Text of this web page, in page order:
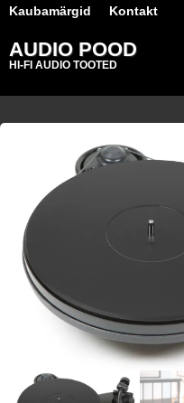
Kaubamärgid Kontakt
AUDIO POOD
HI-FI AUDIO TOOTED